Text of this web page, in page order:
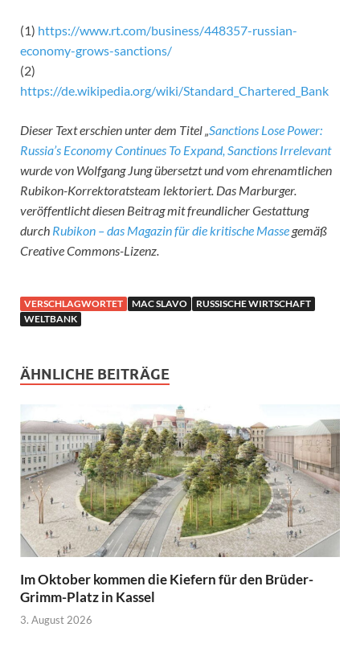
(1) https://www.rt.com/business/448357-russian-
economy-grows-sanctions/
(2)
https://de.wikipedia.org/wiki/Standard_Chartered_Bank
Dieser Text erschien unter dem Titel „Sanctions Lose Power:
Russia’s Economy Continues To Expand, Sanctions Irrelevant
wurde von Wolfgang Jung übersetzt und vom ehrenamtlichen
Rubikon-Korrektoratsteam lektoriert. Das Marburger.
veröffentlicht diesen Beitrag mit freundlicher Gestattung
durch Rubikon – das Magazin für die kritische Masse gemäß
Creative Commons-Lizenz.
VERSCHLAGWORTET MAC SLAVO
RUSSISCHE WIRTSCHAFT
WELTBANK
ÄHNLICHE BEITRÄGE
Im Oktober kommen die Kiefern für den Brüder-
Grimm-Platz in Kassel
3. August 2026